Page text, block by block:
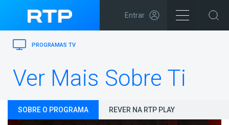
Entrar
PROGRAMAS TV
Ver Mais Sobre Ti
SOBRE O PROGRAMA REVER NA RTP PLAY